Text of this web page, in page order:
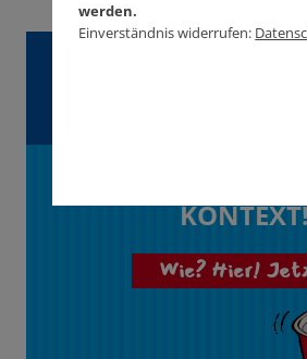
Wie? Hier!
werden.
Einverständnis widerrufen: